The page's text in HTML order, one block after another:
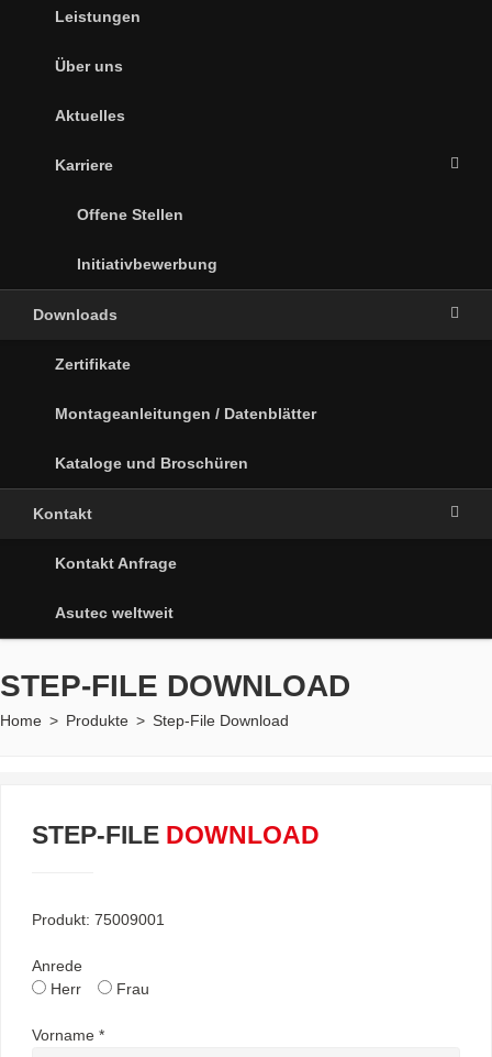
Leistungen
Über uns
Aktuelles
Karriere
Offene Stellen
Initiativbewerbung
Downloads
Zertifikate
Montageanleitungen / Datenblätter
Kataloge und Broschüren
Kontakt
Kontakt Anfrage
Asutec weltweit
STEP-FILE DOWNLOAD
Home > Produkte > Step-File Download
STEP-FILE DOWNLOAD
Produkt: 75009001
Anrede
Herr
Frau
Vorname *